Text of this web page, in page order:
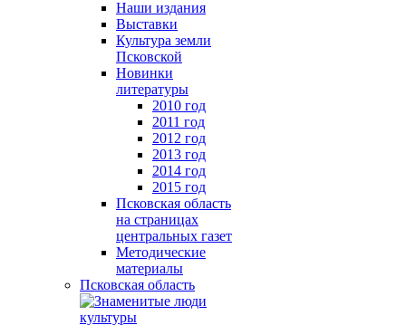
Наши издания
Выставки
Культура земли
Псковской
Новинки
литературы
2010 год
2011 год
2012 год
2013 год
2014 год
2015 год
Псковская область
на страницах
центральных газет
Методические
материалы
Псковская область